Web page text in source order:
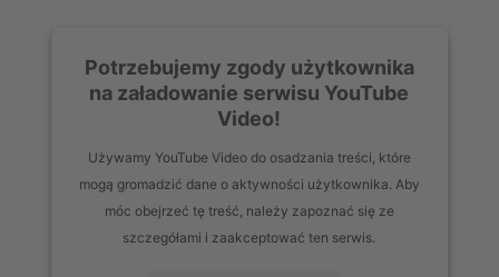
Potrzebujemy zgody użytkownika
na załadowanie serwisu YouTube
Video!
Używamy YouTube Video do osadzania treści, które
mogą gromadzić dane o aktywności użytkownika. Aby
móc obejrzeć tę treść, należy zapoznać się ze
szczegółami i zaakceptować ten serwis.